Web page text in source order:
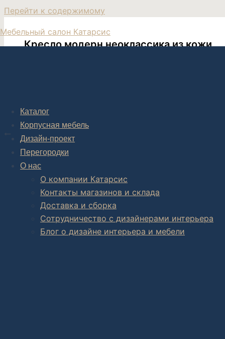
Перейти к содержимому
Мебельный салон Катарсис
Каталог
Корпусная мебель
Дизайн-проект
Перегородки
О нас
О компании Катарсис
Контакты магазинов и склада
Доставка и сборка
Сотрудничество с дизайнерами интерьера
Блог о дизайне интерьера и мебели
Кресло модерн неоклассика из кожи
Post navigation
НАЗАД
Дизайнерское кресло Regal экокожа
Комплексное обустройство интерьера: замер, подготовка
В салоне мебели интернет магазине дизайнерской